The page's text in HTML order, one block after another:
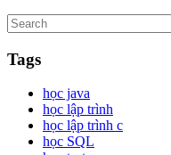
Tags
học java
học lập trình
học lập trình c
học SQL